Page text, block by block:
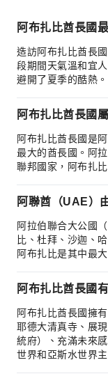
阿布扎比酋長國
造訪阿布扎比酋長
段期間天氣溫和宜
避開了夏季的酷熱。
阿布扎比酋長國
阿布扎比酋長國是
最大的酋長國。阿
聯邦國家，阿布扎
阿聯酋（UAE）
阿拉伯聯合大公國
比、杜拜、沙迦、
阿布扎比是其中最大
阿布扎比酋長國
阿布扎比酋長國擁
耶德大清真寺、展
統府）、充滿未來
世界和亞斯水世界主